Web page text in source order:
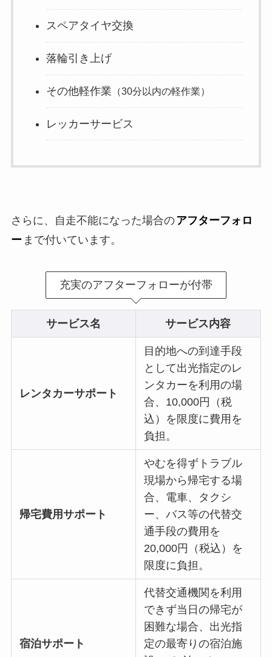
スペアタイヤ交換
落輪引き上げ
その他軽作業 （30分以内の軽作業）
レッカーサービス
さらに、自走不能になった場合のアフターフォロ
ー まで付いています。
充実のアフターフォローが付帯
サービス名 サービス内容
レンタカーサポート
目的地への到達手段
として出光指定のレ
ンタカーを利用の場
合、10,000円（税
込）を限度に費用を
負担。
帰宅費用サポート
やむを得ずトラブル
現場から帰宅する場
合、電車、タクシ
ー、バス等の代替交
通手段の費用を
20,000円（税込）を
限度に負担。
宿泊サポート
代替交通機関を利用
できず当日の帰宅が
困難な場合、出光指
定の最寄りの宿泊施